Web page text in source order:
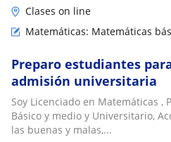
Clases on line
Matemáticas: Matemáticas
Preparo estudiantes
admisión universitaria
Soy Licenciado en Matemáticas ,
Básico y medio y Universitario,
las buenas y malas,...